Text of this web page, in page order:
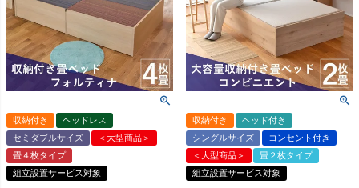
収納付き
ヘッドレス
セミダブルサイズ
＜大型商品＞
畳４枚タイプ
組立設置サービス対象
収納付き
ヘッド付き
シングルサイズ
コンセント付き
＜大型商品＞
畳２枚タイプ
組立設置サービス対象